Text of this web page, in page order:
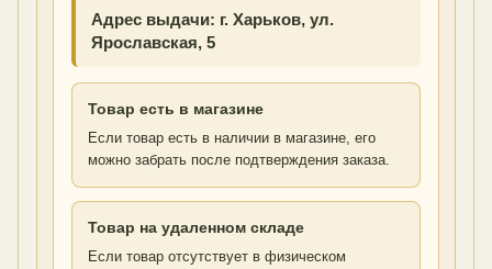
Адрес выдачи: г. Харьков, ул.
Ярославская, 5
Товар есть в магазине
Если товар есть в наличии в магазине, его
можно забрать после подтверждения заказа.
Товар на удаленном складе
Если товар отсутствует в физическом